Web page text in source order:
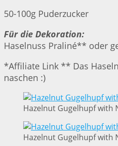
50-100g Puderzucker
Für die Dekoration:
Haselnuss Praliné** oder
*Affiliate Link ** Das
naschen :)
Hazelnut Gugelhupf
Hazelnut Gugelhupf